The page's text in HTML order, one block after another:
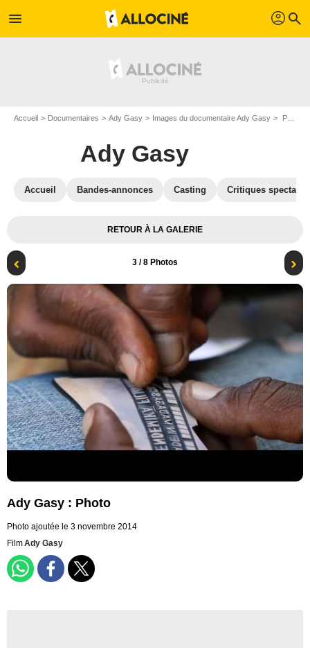
menu profil search
Accueil Documentaires Ady Gasy Images du documentaire Ady Gasy Photo du film Ady Gasy - Photo 3
Ady Gasy
Accueil Bandes-annonces Casting Critiques
RETOUR À LA GALERIE
3 / 8 Photos
Ady Gasy : Photo
Photo ajoutée le 3 novembre 2014
FilmAdy Gasy